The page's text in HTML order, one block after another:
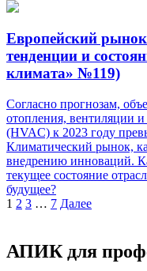
Европейский
тенденции и
климата» №119)
Согласно прогнозам,
отопления, вентиляции
(HVAC) к 2023 году
Климатический рынок,
внедрению инноваций.
текущее состояние
будущее?
Пагинация
1 2 3 … 7 Далее
АПИК для